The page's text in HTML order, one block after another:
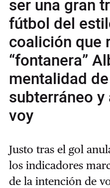
ser una gran
fútbol del
coalición que
“fontanera”
mentalidad
subterráneo
voy
Justo tras el gol
los indicadores
de la intención de